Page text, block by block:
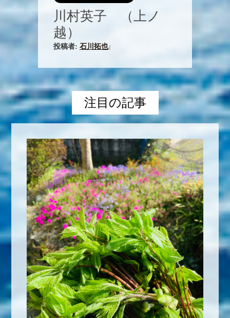
川村英子 （上ノ
越）
投稿者: 石川拓也|
注目の記事